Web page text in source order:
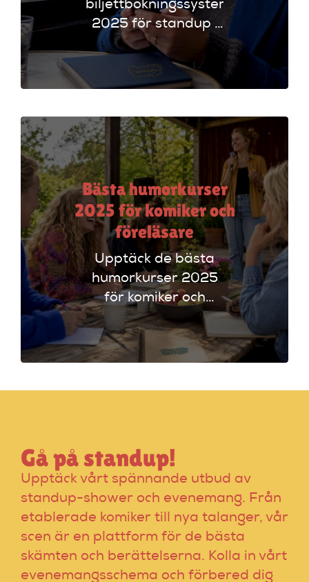
biljettbokningssystem
2025 för standup i
UK. Jämför
plattformar som
Ticketmaster och
rätt alternativ!
Bästa humorkurser
2025 för komiker och
föreläsare
Upptäck de bästa
humorkurser 2025
för komiker och
föreläsare. Lär dig
tekniker och få
scenerfarenhet med
Gå på standup!
Upptäck vårt spännande utbud av
standup-shower och evenemang. Från
etablerade komiker till nya talanger, vår
scen är en plattform för de bästa
skämten och berättelserna. Kolla in vårt
evenemangsschema och förbered dig